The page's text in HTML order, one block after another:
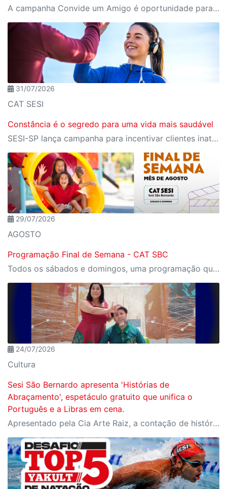
A campanha Convide um Amigo é oportunidade para reunir amigos para aproveitar juntos toda estrutura da unidade SESI-SP mais próxima. Os benefícios para clientes e convidados estão no regulamento.
31/07/2026
CAT SESI
Constância é o segredo para uma vida mais saudável
SESI-SP lança campanha para incentivar clientes inativos a retomarem a prática de atividades físicas, esporte e lazer com benefícios exclusivos
29/07/2026
AGOSTO
Programação Final de Semana - CAT SBC
Todos os sábados e domingos, uma programação que une recreação, esporte, cultura e lazer.
24/07/2026
Cultura
Sesi São Bernardo apresenta 'Histórias de
Abraçamento', espetáculo gratuito que unifica o
Português e a Libras em cena.
Apresentado pela Cia Arte Raiz, a contação de histórias "A Garota Silenciosa" encanta crianças e famílias ao derrubar barreiras da comunicação.